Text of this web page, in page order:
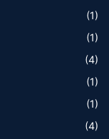
(1)
(1)
(4)
(1)
(1)
(4)